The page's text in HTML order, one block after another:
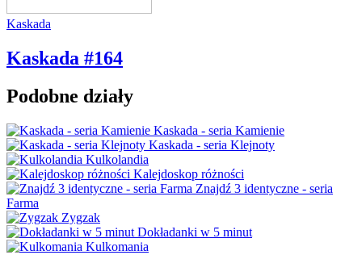
Kaskada
Kaskada #164
Podobne działy
Kaskada - seria Kamienie
Kaskada - seria Klejnoty
Kulkolandia
Kalejdoskop różności
Znajdź 3 identyczne - seria
Farma
Zygzak
Dokładanki w 5 minut
Kulkomania